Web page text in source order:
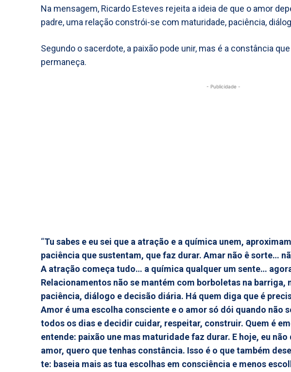
Na mensagem, Ricardo Esteves rejeita a ideia de que o amor
padre, uma relação constrói-se com maturidade, paciência,
Segundo o sacerdote, a paixão pode unir, mas é a constância
permaneça.
- Publicidade -
“Tu sabes e eu sei que a atração e a química unem,
paciência que sustentam, que faz durar. Amar não ê sorte…
A atração começa tudo… a química qualquer um sente…
Relacionamentos não se mantém com borboletas na barriga,
paciência, diálogo e decisão diária. Há quem diga que é
Amor é uma escolha consciente e o amor só dói quando não
todos os dias e decidir cuidar, respeitar, construir. Quem é
entende: paixão une mas maturidade faz durar. E hoje, eu
amor, quero que tenhas constância. Isso é o que também
te: baseia mais as tua escolhas em consciência e menos